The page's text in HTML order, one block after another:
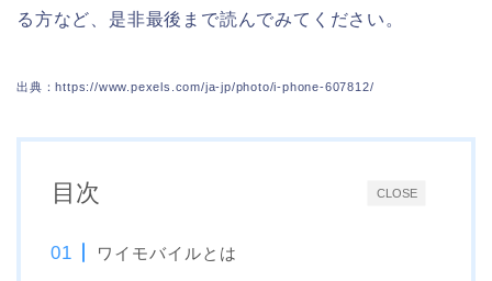
る方など、是非最後まで読んでみてください。
出典：https://www.pexels.com/ja-jp/photo/i-phone-607812/
CLOSE
目次
ワイモバイルとは